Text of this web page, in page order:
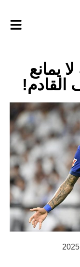
يمانع
القادم!